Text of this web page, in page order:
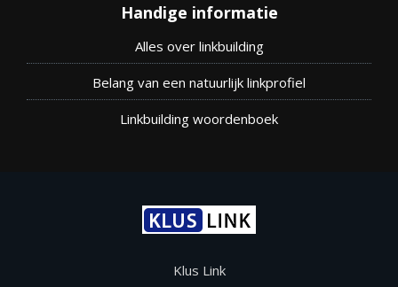
Handige informatie
Alles over linkbuilding
Belang van een natuurlijk linkprofiel
Linkbuilding woordenboek
Klus Link